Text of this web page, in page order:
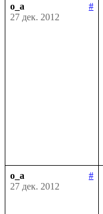
o_a
#
27 дек. 2012
o_a
#
27 дек. 2012